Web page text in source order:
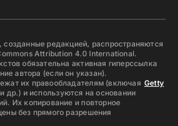
редакцией, распространяются
Attribution 4.0 International.
обязательна активная гиперссылка
автора (если он указан).
их правообладателям (включая Getty
и др.) и используются на основании
Их копирование и повторное
без прямого разрешения